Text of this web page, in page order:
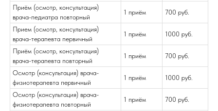
Приём (осмотр, консультация)
врача-педиатра повторный
1 приём 700 руб.
Прием (осмотр, консультация)
врача-терапевта первичный
1 приём 1000 руб.
Приём (осмотр, консультация)
врача-терапевта повторный
1 приём 700 руб.
Осмотр (консультация) врача-
физиотерапевта первичный
1 приём 1000 руб.
Осмотр (консультация) врача-
физиотерапевта повторный
1 приём 700 руб.